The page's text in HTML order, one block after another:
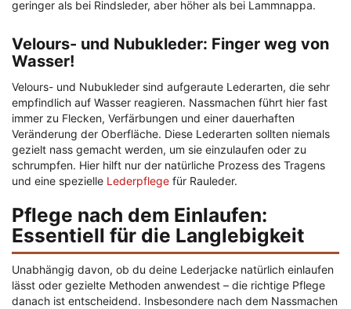
geringer als bei Rindsleder, aber höher als bei Lammnappa.
Velours- und Nubukleder: Finger weg von
Wasser!
Velours- und Nubukleder sind aufgeraute Lederarten, die sehr
empfindlich auf Wasser reagieren. Nassmachen führt hier fast
immer zu Flecken, Verfärbungen und einer dauerhaften
Veränderung der Oberfläche. Diese Lederarten sollten niemals
gezielt nass gemacht werden, um sie einzulaufen oder zu
schrumpfen. Hier hilft nur der natürliche Prozess des Tragens
und eine spezielle Lederpflege für Rauleder.
Pflege nach dem Einlaufen:
Essentiell für die Langlebigkeit
Unabhängig davon, ob du deine Lederjacke natürlich einlaufen
lässt oder gezielte Methoden anwendest – die richtige Pflege
danach ist entscheidend. Insbesondere nach dem Nassmachen